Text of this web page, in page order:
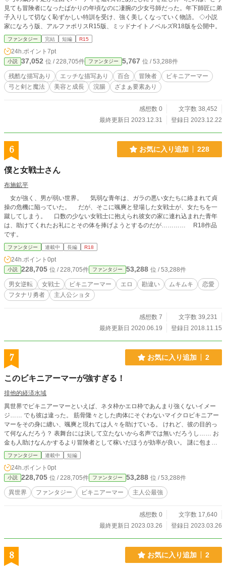
見ても冒険者になったばかりの年頃なのに凄腕の少女弓師だった。年下師匠に弟
子入りして切なく恥ずかしい特訓を受け、強く美しくなっていく物語。 ◇小説
家になろう版、アルファポリスR15版、ミッドナイトノベルズR18版を公開中。
ファンタジー 完結 短編 R15
24h.ポイント 7pt
小説 37,052 位 / 228,705件 ファンタジー 5,767 位 / 53,288件
残酷な描写あり エッチな描写あり 百合 冒険者
ビキニアーマー
弓と剣と魔法
美容と成長 浣腸 ざまぁ要素あり
感想数 0
文字数 38,452
最終更新日 2023.12.31
登録日 2023.12.22
6 お気に入り追加 228
僕と女戦士さん
布施鉱平
女が強く、男が弱い世界。 気弱な青年は、ガラの悪い女たちに絡まれて貞
操の危機に陥っていた。 だが、そこに颯爽と登場した女戦士が、女たちを一
蹴してしまう。 口数の少ない女戦士に抱えられ彼女の家に連れ込まれた青年
は、助けてくれたお礼にとその体を捧げようとするのだが………… R18作品
です。
ファンタジー 連載中 長編 R18
24h.ポイント 0pt
小説 228,705 位 / 228,705件 ファンタジー 53,288 位 / 53,288件
男女逆転 女戦士 ビキニアーマー エロ 勘違い ムキムキ
恋愛
フタナリ勇者
主人公ショタ
感想数 7
文字数 39,231
最終更新日 2020.06.19
登録日 2018.11.15
7 お気に入り追加 2
このビキニアーマーが強すぎる！
排他的経済水域
異世界でビキニアーマーといえば、ネタ枠かエロ枠であんまり強くないイメー
ジ…… でも彼は違った。 筋骨隆々とした肉体にそぐわないマイクロビキニアー
マーをその身に纏い、颯爽と現れては人々を助けている。 けれど、彼の目的っ
て何なんだろう？ 表舞台には決して立たないから名声では無いだろうし…… お
金も人助けなんかするより冒険者として稼いだほうが効率が良い。 謎に包まれ
た男。 彼の名はユコル。 そのユコルの前に魔王軍四天王の男が現れて……？
ファンタジー 連載中 短編
24h.ポイント 0pt
小説 228,705 位 / 228,705件 ファンタジー 53,288 位 / 53,288件
異世界 ファンタジー ビキニアーマー 主人公最強
感想数 0
文字数 17,640
最終更新日 2023.03.26
登録日 2023.03.26
8 お気に入り追加 2